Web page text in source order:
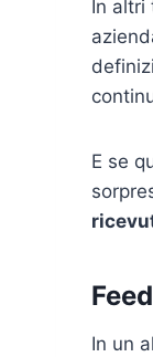
In altri
E se
In un